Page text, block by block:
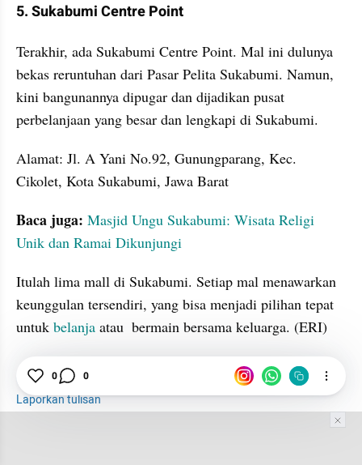
5. Sukabumi Centre Point
Terakhir, ada Sukabumi Centre Point. Mal ini dulunya
bekas reruntuhan dari Pasar Pelita Sukabumi. Namun,
kini bangunannya dipugar dan dijadikan pusat
perbelanjaan yang besar dan lengkapi di Sukabumi.
Alamat: Jl. A Yani No.92, Gunungparang, Kec.
Cikolet, Kota Sukabumi, Jawa Barat
Baca juga: Masjid Ungu Sukabumi: Wisata Religi
Unik dan Ramai Dikunjungi
Itulah lima mall di Sukabumi. Setiap mal menawarkan
keunggulan tersendiri, yang bisa menjadi pilihan tepat
untuk belanja atau  bermain bersama keluarga. (ERI)
Sukabumi
Belanja
Laporkan tulisan
0 0